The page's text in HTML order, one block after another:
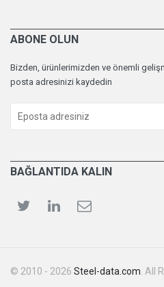
ABONE OLUN
Bizden, ürünlerimizden ve önemli
posta adresinizi kaydedin
BAĞLANTIDA KALIN
© 2010 - 2026 Steel-data.com . All